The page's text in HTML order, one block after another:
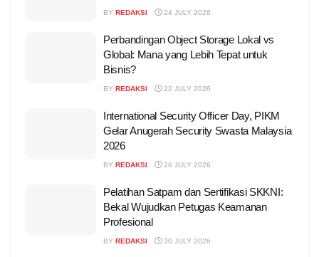
BY REDAKSI 24 JULY 2026
Perbandingan Object Storage Lokal vs
Global: Mana yang Lebih Tepat untuk
Bisnis?
BY REDAKSI 22 JULY 2026
International Security Officer Day, PIKM
Gelar Anugerah Security Swasta Malaysia
2026
BY REDAKSI 26 JULY 2026
Pelatihan Satpam dan Sertifikasi SKKNI:
Bekal Wujudkan Petugas Keamanan
Profesional
BY REDAKSI 30 JULY 2026